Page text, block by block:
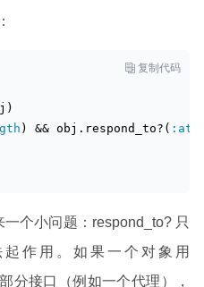
 复制代码
) && obj.respond_to?( :at
个小问题：respond_to? 只
作用。如果一个对象用
分接口（例如一个代理），